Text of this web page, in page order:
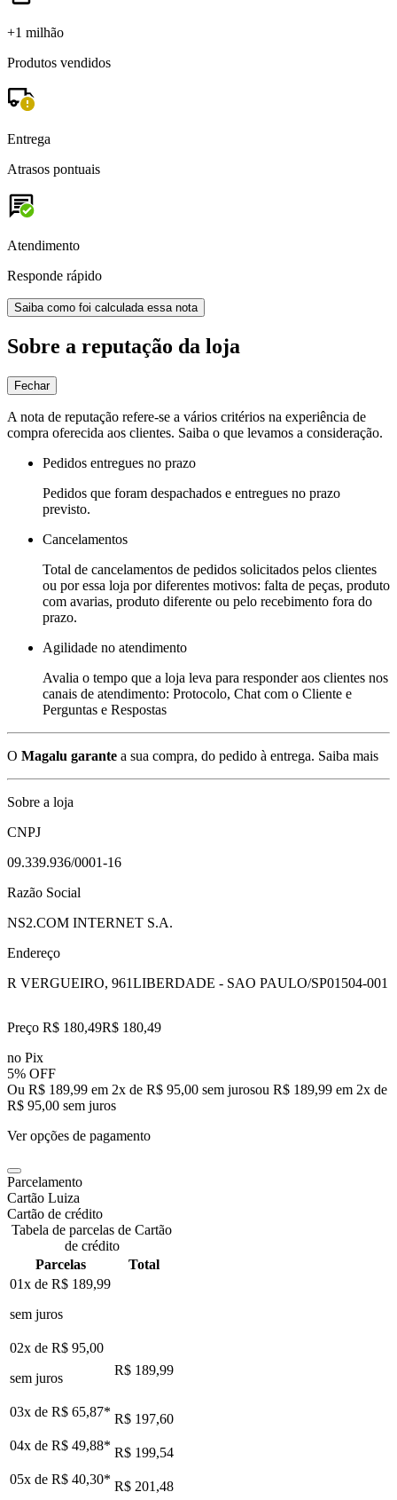
+1 milhão
Produtos vendidos
Entrega
Atrasos pontuais
Atendimento
Responde rápido
Saiba como foi calculada essa nota
Sobre a reputação da loja
Fechar
A nota de reputação refere-se a vários critérios na experiência de
compra oferecida aos clientes. Saiba o que levamos a consideração.
Pedidos entregues no prazo
Pedidos que foram despachados e entregues no prazo
previsto.
Cancelamentos
Total de cancelamentos de pedidos solicitados pelos clientes
ou por essa loja por diferentes motivos: falta de peças, produto
com avarias, produto diferente ou pelo recebimento fora do
prazo.
Agilidade no atendimento
Avalia o tempo que a loja leva para responder aos clientes nos
canais de atendimento: Protocolo, Chat com o Cliente e
Perguntas e Respostas
O Magalu garante a sua compra, do pedido à entrega. Saiba mais
Sobre a loja
CNPJ
09.339.936/0001-16
Razão Social
NS2.COM INTERNET S.A.
Endereço
R VERGUEIRO, 961LIBERDADE - SAO PAULO/SP01504-001
Preço R$ 180,49R$ 180,49
no Pix
5% OFF
Ou R$ 189,99 em 2x de R$ 95,00 sem jurosou R$ 189,99 em 2x de
R$ 95,00 sem juros
Ver opções de pagamento
Parcelamento
Cartão Luiza
Cartão de crédito
Tabela de parcelas de Cartão
de crédito
Parcelas
Total
01x de R$ 189,99
sem juros
02x de R$ 95,00
sem juros
R$ 189,99
03x de R$ 65,87* R$ 197,60
04x de R$ 49,88* R$ 199,54
05x de R$ 40,30* R$ 201,48